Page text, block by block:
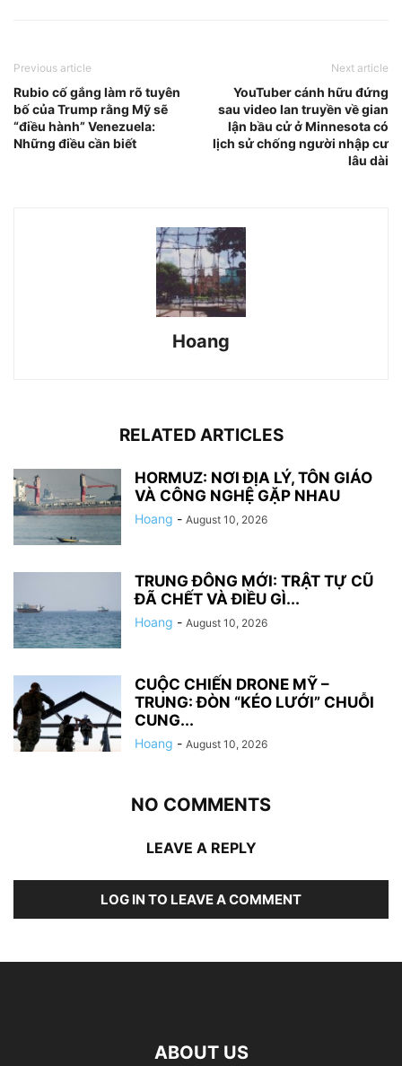
Previous article
Rubio cố gắng làm rõ tuyên
bố của Trump rằng Mỹ sẽ
“điều hành” Venezuela:
Những điều cần biết
Next article
YouTuber cánh hữu đứng
sau video lan truyền về gian
lận bầu cử ở Minnesota có
lịch sử chống người nhập cư
lâu dài
Hoang
RELATED ARTICLES
HORMUZ: NƠI ĐỊA LÝ, TÔN GIÁO
VÀ CÔNG NGHỆ GẶP NHAU
Hoang - August 10, 2026
TRUNG ĐÔNG MỚI: TRẬT TỰ CŨ
ĐÃ CHẾT VÀ ĐIỀU GÌ...
Hoang - August 10, 2026
CUỘC CHIẾN DRONE MỸ –
TRUNG: ĐÒN “KÉO LƯỚI” CHUỖI
CUNG...
Hoang - August 10, 2026
NO COMMENTS
LEAVE A REPLY
LOG IN TO LEAVE A COMMENT
ABOUT US